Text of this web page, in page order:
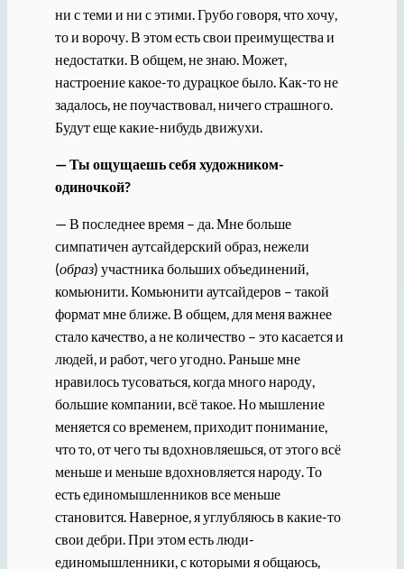
ни с теми и ни с этими. Грубо говоря, что хочу,
то и ворочу. В этом есть свои преимущества и
недостатки. В общем, не знаю. Может,
настроение какое-то дурацкое было. Как-то не
задалось, не поучаствовал, ничего страшного.
Будут еще какие-нибудь движухи.
— Ты ощущаешь себя художником-
одиночкой?
— В последнее время – да. Мне больше
симпатичен аутсайдерский образ, нежели
(образ) участника больших объединений,
комьюнити. Комьюнити аутсайдеров – такой
формат мне ближе. В общем, для меня важнее
стало качество, а не количество – это касается и
людей, и работ, чего угодно. Раньше мне
нравилось тусоваться, когда много народу,
большие компании, всё такое. Но мышление
меняется со временем, приходит понимание,
что то, от чего ты вдохновляешься, от этого всё
меньше и меньше вдохновляется народу. То
есть единомышленников все меньше
становится. Наверное, я углубляюсь в какие-то
свои дебри. При этом есть люди-
единомышленники, с которыми я общаюсь,